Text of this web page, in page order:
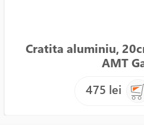
Cratita aluminiu,
AMT
475 lei